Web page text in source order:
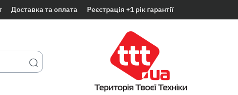
Доставка та оплата Реєстрація +1 рік гарантії